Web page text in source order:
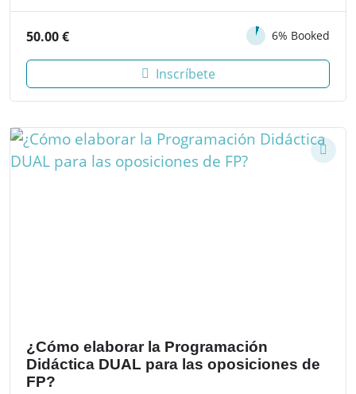
50.00€ 6% Booked
Inscríbete
¿Cómo elaborar la Programación
Didáctica DUAL para las oposiciones de
FP?